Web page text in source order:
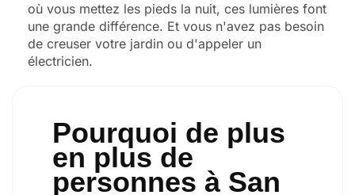
où vous mettez les pieds la nuit, ces lumières font
une grande différence. Et vous n'avez pas besoin
de creuser votre jardin ou d'appeler un
électricien.
Pourquoi de plus
en plus de
personnes à San